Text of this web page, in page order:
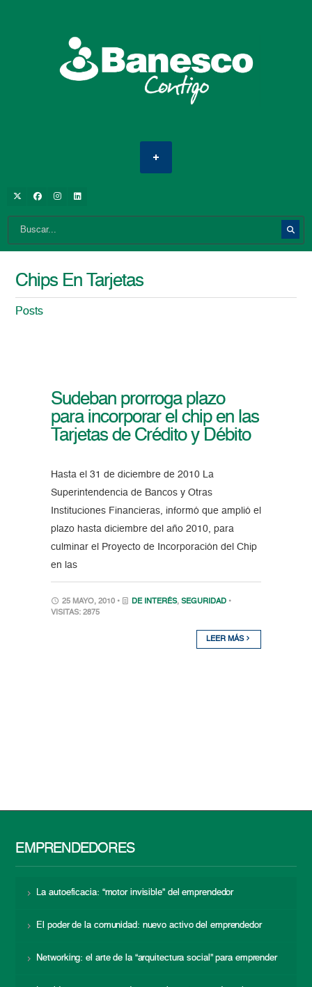
Chips En Tarjetas
Posts
Sudeban prorroga plazo
para incorporar el chip en las
Tarjetas de Crédito y Débito
Hasta el 31 de diciembre de 2010 La
Superintendencia de Bancos y Otras
Instituciones Financieras, informó que amplió el
plazo hasta diciembre del año 2010, para
culminar el Proyecto de Incorporación del Chip
en las
25 MAYO, 2010 • DE INTERÉS, SEGURIDAD •
VISITAS: 2875
LEER MÁS
EMPRENDEDORES
La autoeficacia: “motor invisible” del emprendedor
El poder de la comunidad: nuevo activo del emprendedor
Networking: el arte de la “arquitectura social” para emprender